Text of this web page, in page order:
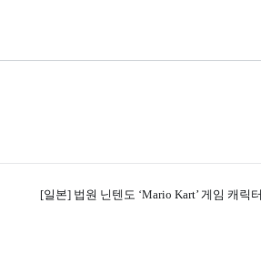
[일본] 법원 닌텐도 ‘Mario Kart’ 게임 캐릭